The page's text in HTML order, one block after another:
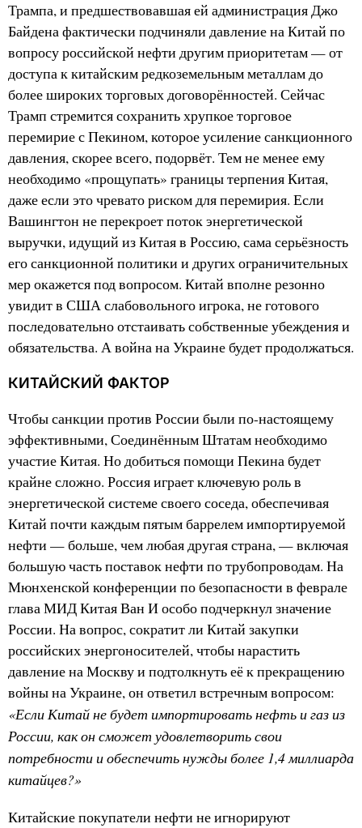
Трампа, и предшествовавшая ей администрация Джо
Байдена фактически подчиняли давление на Китай по
вопросу российской нефти другим приоритетам — от
доступа к китайским редкоземельным металлам до
более широких торговых договорённостей. Сейчас
Трамп стремится сохранить хрупкое торговое
перемирие с Пекином, которое усиление санкционного
давления, скорее всего, подорвёт. Тем не менее ему
необходимо «прощупать» границы терпения Китая,
даже если это чревато риском для перемирия. Если
Вашингтон не перекроет поток энергетической
выручки, идущий из Китая в Россию, сама серьёзность
его санкционной политики и других ограничительных
мер окажется под вопросом. Китай вполне резонно
увидит в США слабовольного игрока, не готового
последовательно отстаивать собственные убеждения и
обязательства. А война на Украине будет продолжаться.
КИТАЙСКИЙ ФАКТОР
Чтобы санкции против России были по-настоящему
эффективными, Соединённым Штатам необходимо
участие Китая. Но добиться помощи Пекина будет
крайне сложно. Россия играет ключевую роль в
энергетической системе своего соседа, обеспечивая
Китай почти каждым пятым баррелем импортируемой
нефти — больше, чем любая другая страна, — включая
большую часть поставок нефти по трубопроводам. На
Мюнхенской конференции по безопасности в феврале
глава МИД Китая Ван И особо подчеркнул значение
России. На вопрос, сократит ли Китай закупки
российских энергоносителей, чтобы нарастить
давление на Москву и подтолкнуть её к прекращению
войны на Украине, он ответил встречным вопросом:
«Если Китай не будет импортировать нефть и газ из
России, как он сможет удовлетворить свои
потребности и обеспечить нужды более 1,4 миллиарда
китайцев?»
Китайские покупатели нефти не игнорируют